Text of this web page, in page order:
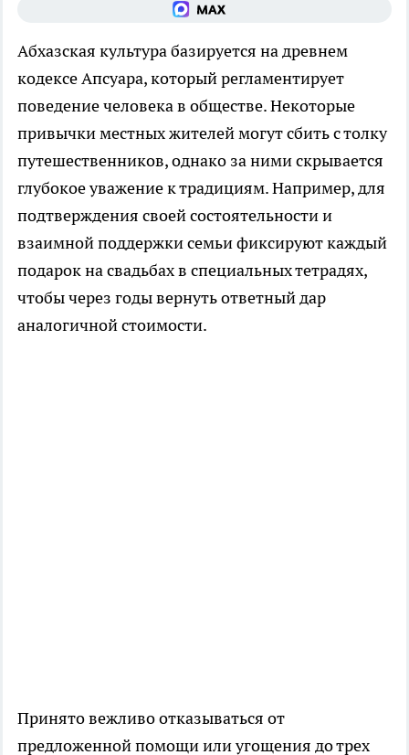
Абхазская культура базируется на древнем
кодексе Апсуара, который регламентирует
поведение человека в обществе. Некоторые
привычки местных жителей могут сбить с толку
путешественников, однако за ними скрывается
глубокое уважение к традициям. Например, для
подтверждения своей состоятельности и
взаимной поддержки семьи фиксируют каждый
подарок на свадьбах в специальных тетрадях,
чтобы через годы вернуть ответный дар
аналогичной стоимости.
Принято вежливо отказываться от
предложенной помощи или угощения до трех